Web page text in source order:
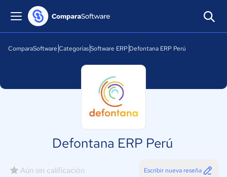
ComparaSoftware CategoríasSoftware ERP Defontana ERP Perú
Defontana ERP Perú
Aún sin calificación Escribir nueva reseña